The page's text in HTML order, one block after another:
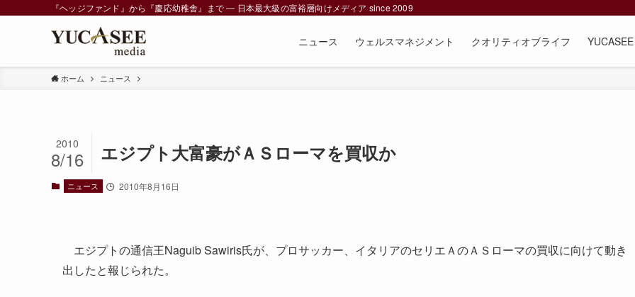
『ヘッジファンド』から『慶応幼稚舎』まで ― 日本最大級の富裕層向けメディア since 2009
ニュース ウェルスマネジメント クオリティオブライフ
ホーム ニュース
エジプト大富豪がＡＳローマを買収か
2010
8/16
ニュース 2010年8月16日
エジプトの通信王Naguib Sawiris氏が、プロサッカー、イタリアのセリエＡのＡＳローマの買収に向けて動き
出したと報じられた。